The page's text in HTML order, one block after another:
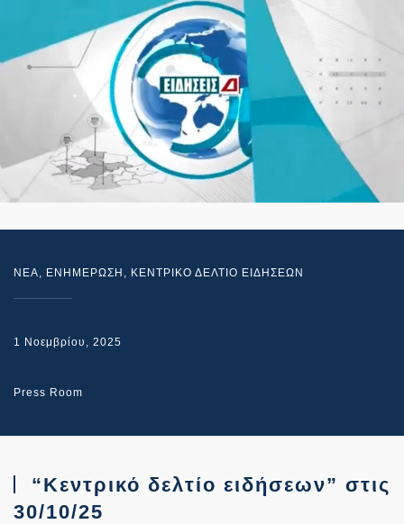
NEA, ΕΝΗΜΕΡΩΣΗ , ΚΕΝΤΡΙΚΟ ΔΕΛΤΙΟ ΕΙΔΗΣΕΩΝ
1 Νοεμβρίου, 2025
Press Room
“Κεντρικό δελτίο ειδήσεων” στις
30/10/25